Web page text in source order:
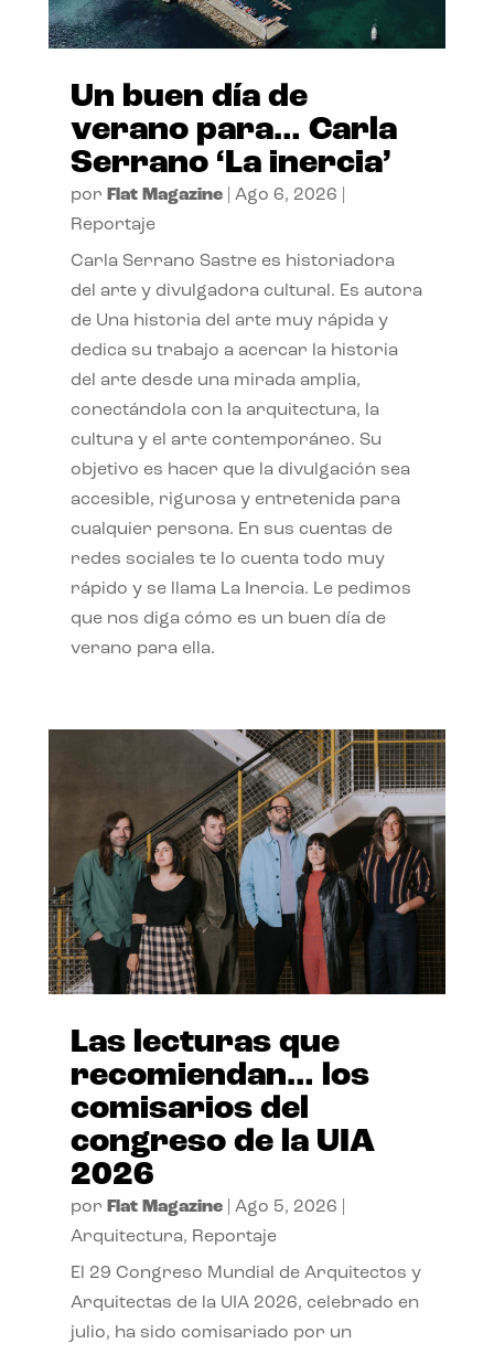
Un buen día de
verano para… Carla
Serrano ‘La inercia’
por Flat Magazine| Ago 6, 2026
Reportaje
Carla Serrano Sastre es historiadora
del arte y divulgadora cultural. Es autora
de Una historia del arte muy rápida y
dedica su trabajo a acercar la historia
del arte desde una mirada amplia,
conectándola con la arquitectura, la
cultura y el arte contemporáneo. Su
objetivo es hacer que la divulgación sea
accesible, rigurosa y entretenida para
cualquier persona. En sus cuentas de
redes sociales te lo cuenta todo muy
rápido y se llama La Inercia. Le pedimos
que nos diga cómo es un buen día de
verano para ella.
Las lecturas que
recomiendan… los
comisarios del
congreso de la UIA
2026
por Flat Magazine| Ago 5, 2026
Arquitectura, Reportaje
El 29 Congreso Mundial de Arquitectos y
Arquitectas de la UIA 2026, celebrado en
julio, ha sido comisariado por un